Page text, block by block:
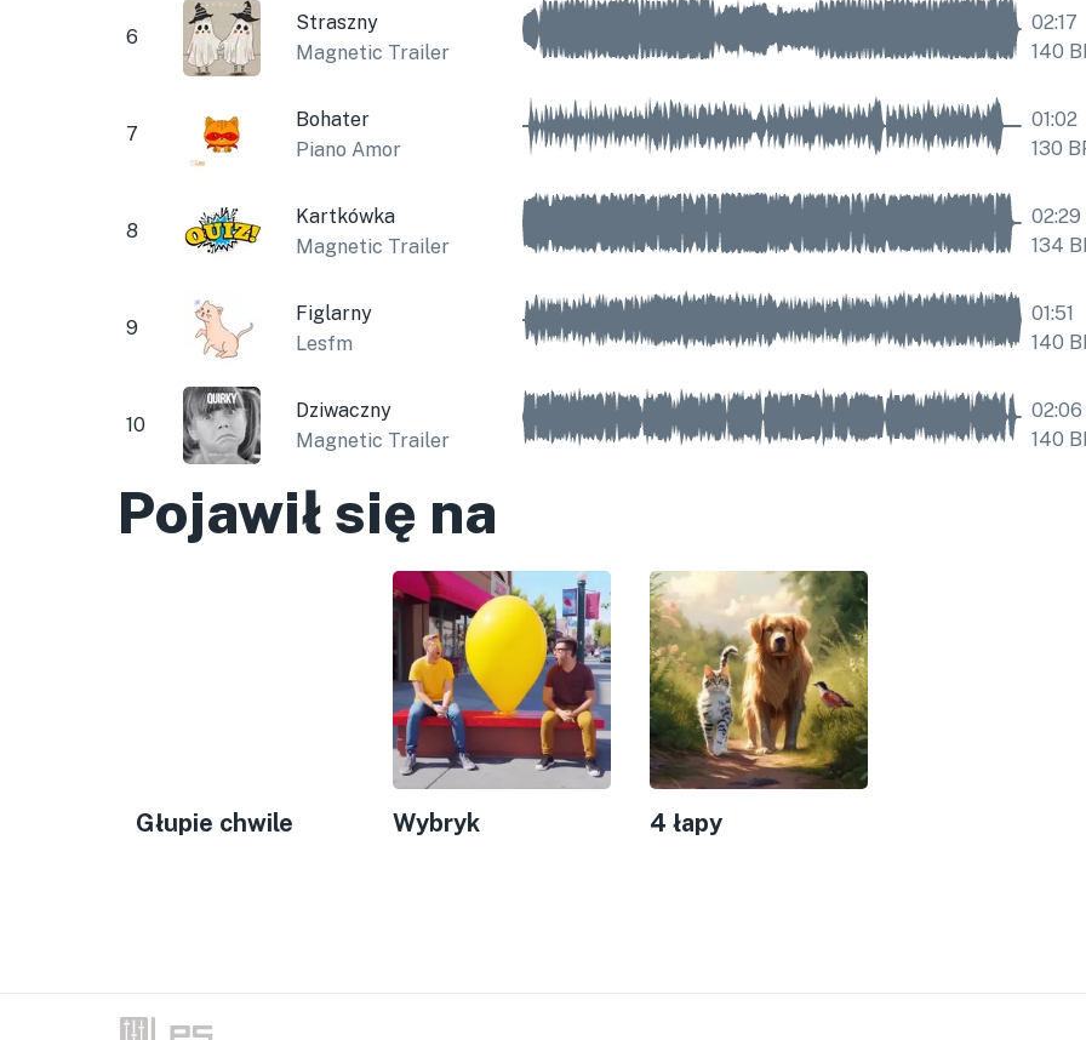
6
Straszny
Magnetic Trailer
02:17
140
7
Bohater
Piano Amor
01:02
130
8
Kartkówka
Magnetic Trailer
02:29
134
9
Figlarny
Lesfm
01:51
140
10
Dziwaczny
Magnetic Trailer
02:06
140
Pojawił się na
Głupie chwile Wybryk 4 łapy